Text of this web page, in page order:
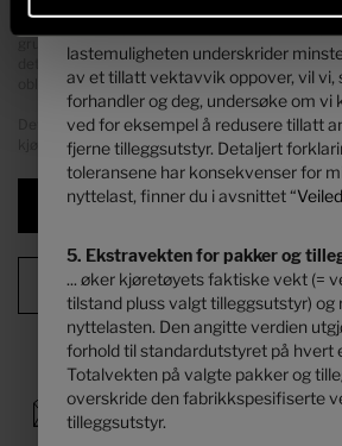
for valgfritt utstyr. Økningen er et resultat av
grunn av det alternative understellet. Her må
det alternative understellet samt spesielt
obligatoriske tyngre motortyper (f.eks. 180 hk)
Detaljerte opplysninger og forklaringer om
kjøretøyet finnes ved å klikke på overskriften "
Neste
lastemuligheten underskrider
av et tillatt vektavvik oppover, vil vi,
forhandler og deg, undersøke om vi
ved for eksempel å redusere tillatt
fjerne tilleggsutstyr. Detaljert
toleransene har konsekvenser for
nyttelast, finner du i avsnittet “
5. Ekstravekten for pakker og
... øker kjøretøyets faktiske vekt (=
tilstand pluss valgt tilleggsutstyr) og
nyttelasten. Den angitte verdien
forhold til standardutstyret på hvert
Totalvekten på valgte pakker og
overskride den fabrikkspesifiserte
tilleggsutstyr.